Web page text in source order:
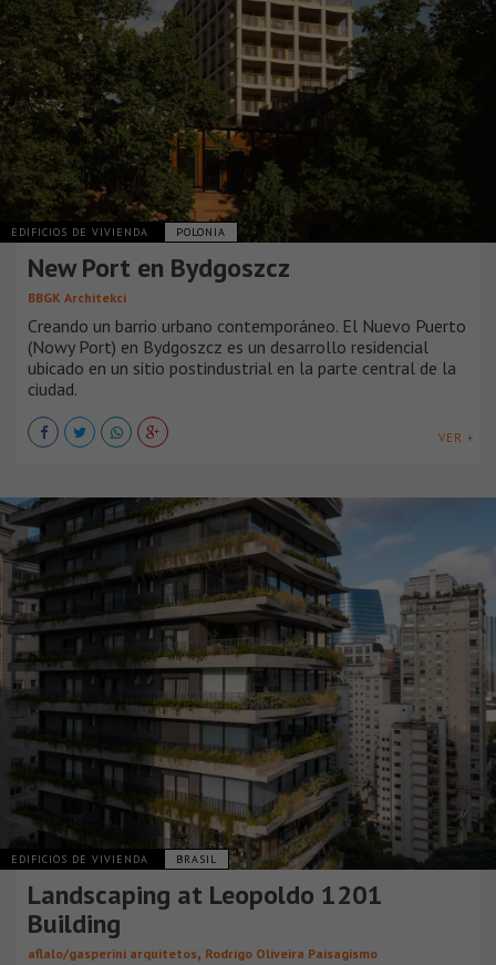
EDIFICIOS DE VIVIENDA POLONIA
New Port en Bydgoszcz
BBGK Architekci
Creando un barrio urbano contemporáneo. El Nuevo Puerto
(Nowy Port) en Bydgoszcz es un desarrollo residencial
ubicado en un sitio postindustrial en la parte central de la
ciudad.
VER +
EDIFICIOS DE VIVIENDA BRASIL
Landscaping at Leopoldo 1201
Building
aflalo/gasperini arquitetos, Rodrigo Oliveira Paisagismo